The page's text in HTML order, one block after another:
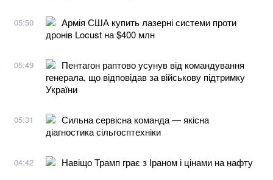
05:50
Армія США купить лазерні системи проти
дронів Locust на $400 млн
05:49
Пентагон раптово усунув від командування
генерала, що відповідав за військову підтримку
України
05:31
Сильна сервісна команда — якісна
діагностика сільгосптехніки
04:42 Навіщо Трамп грає з Іраном і цінами на нафту